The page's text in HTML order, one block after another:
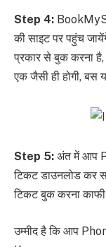
Step 4:
की साइट पर पहुंच
प्रकार से बुक करना
एक जैसी ही होगी,
Step 5: अंत में आप
टिकट डाउनलोड कर
टिकट बुक करना
उम्मीद है कि आप